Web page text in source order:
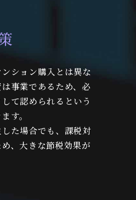
ション購入とは異な
事業であるため、必
て認められるという
す。
た場合でも、課税対
、大きな節税効果が